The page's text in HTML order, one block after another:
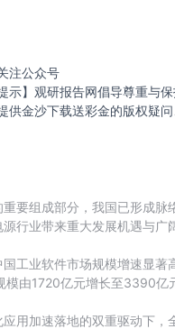
注公众号
示】观研报告网倡导尊重
供金沙下载送彩金的版权疑
要组成部分，我国已形成
行业带来重大发展机遇与
工业软件市场规模增速显
由1720亿元增长至3390亿
用加速落地的双重驱动下